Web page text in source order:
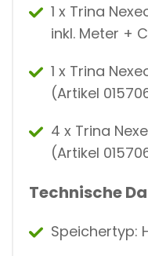
1 x Trina
inkl. Meter +
1 x Trina
(Artikel
4 x Trina
(Artikel
Technische
Speichertyp: